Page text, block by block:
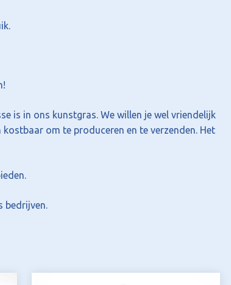
is in ons kunstgras. We willen je wel vriendelijk
om te produceren en te verzenden. Het
bedrijven.